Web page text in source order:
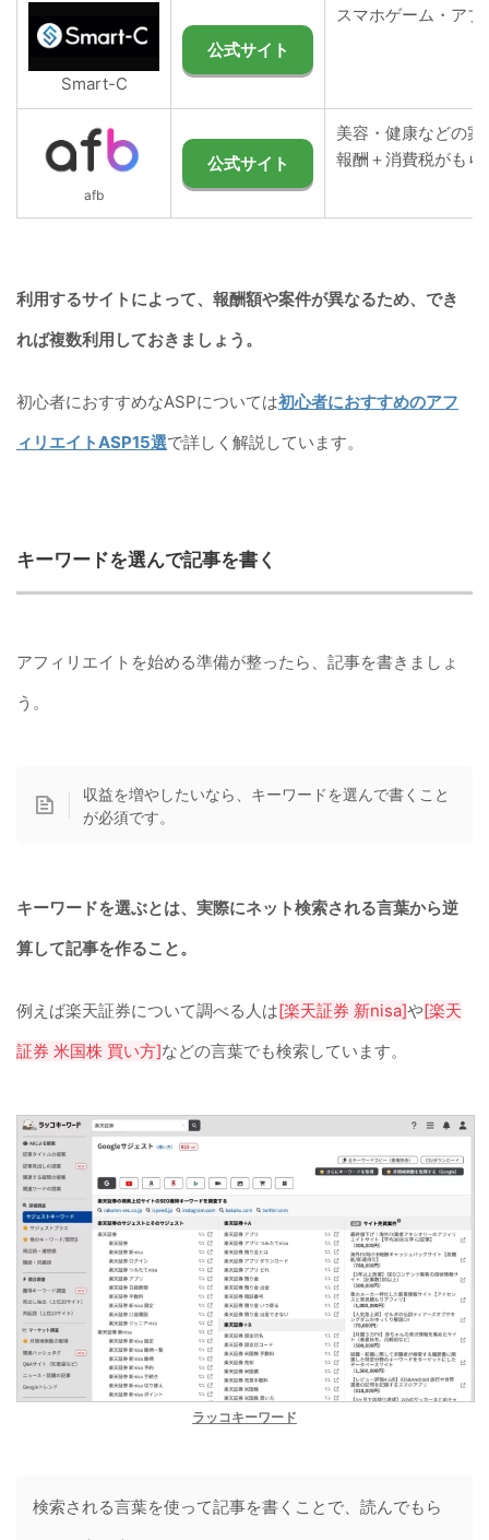
Smart-C
公式サイト
スマホゲーム・アプ
afb
公式サイト
美容・健康などの案
報酬＋消費税がもら
利用するサイトによって、報酬額や案件が異なるため、でき
れば複数利用しておきましょう。
初心者におすすめなASPについては初心者におすすめのアフ
ィリエイトASP15選で詳しく解説しています。
キーワードを選んで記事を書く
アフィリエイトを始める準備が整ったら、記事を書きましょ
う。
収益を増やしたいなら、キーワードを選んで書くこと
が必須です。
キーワードを選ぶとは、実際にネット検索される言葉から逆
算して記事を作ること。
例えば楽天証券について調べる人は[楽天証券 新nisa]や[楽天
証券 米国株 買い方]などの言葉でも検索しています。
ラッコキーワード
検索される言葉を使って記事を書くことで、読んでもら